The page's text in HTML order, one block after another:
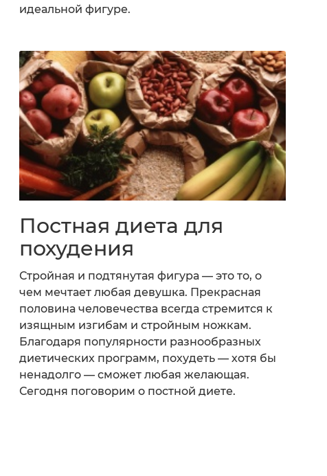
идеальной фигуре.
Постная диета для
похудения
Стройная и подтянутая фигура — это то, о
чем мечтает любая девушка. Прекрасная
половина человечества всегда стремится к
изящным изгибам и стройным ножкам.
Благодаря популярности разнообразных
диетических программ, похудеть — хотя бы
ненадолго — сможет любая желающая.
Сегодня поговорим о постной диете.